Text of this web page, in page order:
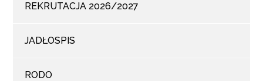
REKRUTACJA 2026/2027
JADŁOSPIS
RODO